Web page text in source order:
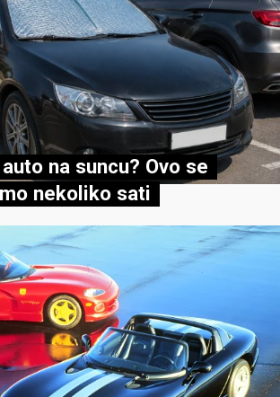
na suncu? Ovo se
nekoliko sati